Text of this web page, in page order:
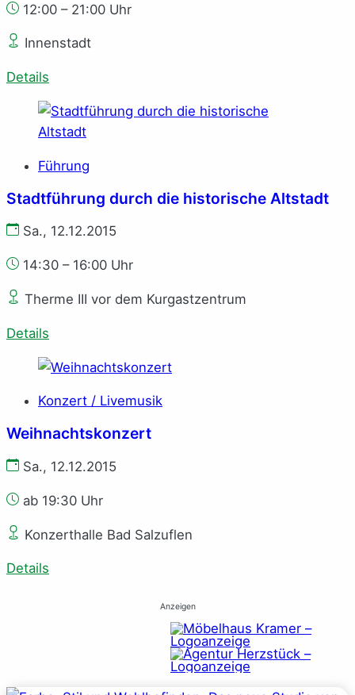
12:00 – 21:00 Uhr
Innenstadt
Details
Führung
Stadtführung durch die historische Altstadt
Sa., 12.12.2015
14:30 – 16:00 Uhr
Therme III vor dem Kurgastzentrum
Details
Konzert / Livemusik
Weihnachtskonzert
Sa., 12.12.2015
ab 19:30 Uhr
Konzerthalle Bad Salzuflen
Details
Anzeigen